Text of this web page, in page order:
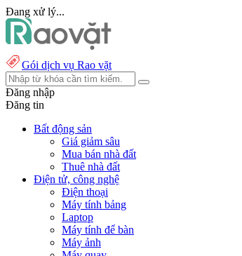
Đang xử lý...
Gói dịch vụ Rao vặt
Đăng nhập
Đăng tin
Bất động sản
Giá giảm sâu
Mua bán nhà đất
Thuê nhà đất
Điện tử, công nghệ
Điện thoại
Máy tính bảng
Laptop
Máy tính để bàn
Máy ảnh